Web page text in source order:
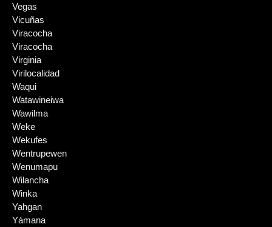
Vegas
Vicuñas
Viracocha
Viracocha
Virginia
Virilocalidad
Waqui
Watawineiwa
Wawilma
Weke
Wekufes
Wentrupewen
Wenumapu
Wilancha
Winka
Yahgan
Yámana